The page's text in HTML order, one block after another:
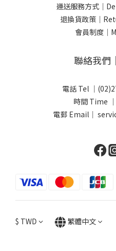
運送服務方式｜
退換貨政策｜
會員制度｜
聯絡我們
電話 Tel ｜
時間 Time
電郵 Email｜
$ TWD 繁體中文